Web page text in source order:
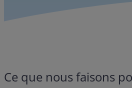
Ce que nous faisons